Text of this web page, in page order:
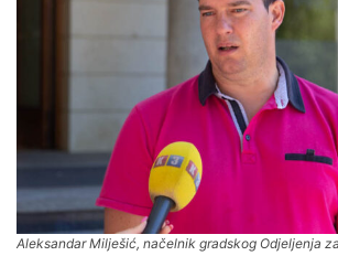
Aleksandar Milješić, načelnik gradskog Odjeljenja